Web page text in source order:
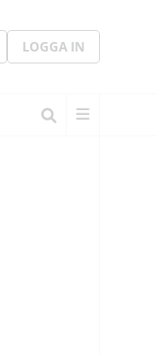
LOGGA IN